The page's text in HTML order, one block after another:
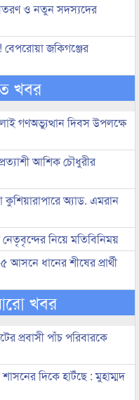
ও নতুন সদস্যদের
জকিগঞ্জের
খবর
গণঅভ্যুত্থান দিবস উপলক্ষে
আশিক চৌধুরীর
কুশিয়ারাপারে অ্যাড. এমরান
নেতৃবৃন্দের নিয়ে মতিবিনিময়
ধানের শীষের প্রার্থী
খবর
প্রবাসী পাঁচ পরিবারকে
দিকে হাটঁছে : মুহাম্মদ